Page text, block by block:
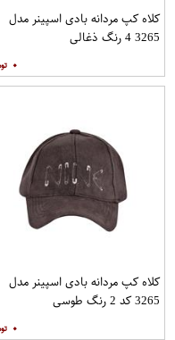
کلاه کپ مردانه بادی اسپینر مدل
3265 4 رنگ ذغالی
۰
کلاه کپ مردانه بادی اسپینر مدل
3265 کد 2 رنگ طوسی
۰